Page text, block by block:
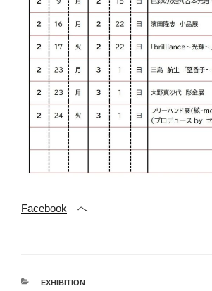
Facebook へ
カ
EXHIBITION